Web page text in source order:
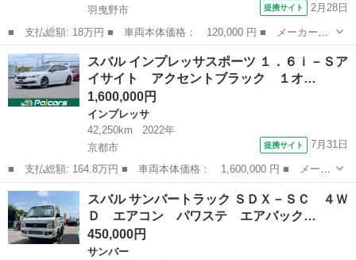
羽曳野市
提携サイト 2月28日
■ 支払総額: 18万円 ■ 車両本体価格： 120,000 円 ■ メーカー
名： スバル ■ 車種名： ステラ ■ グレード名： Ｌ ブラック
インテリアセレクション ■ 排気量： 660cc ■ ドア枚数： 5D ■
ミ...
大阪 羽曳野市 ステラ
スバル インプレッサスポーツ １．６ｉ－Ｓア
イサイト アクセントブラック １オ…
1,600,000円
インプレッサ
42,250km
2022年
京都市
提携サイト 7月31日
■ 支払総額: 164.8万円 ■ 車両本体価格： 1,600,000 円 ■ メーカ
ー名： スバル ■ 車種名： インプレッサスポーツ ■ グレード
名： １．６ｉ－Ｓアイサイト アクセントブラック １オーナー・
ユーザー様...
京都 京都市 インプレッサ
スバル サンバートラック ＳＤＸ－ＳＣ ４Ｗ
Ｄ エアコン パワステ エアバック…
450,000円
サンバー